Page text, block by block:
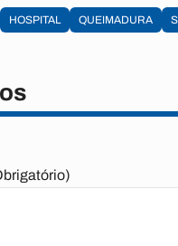
HOSPITAL QUEIMADURA